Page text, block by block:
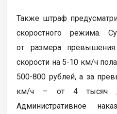
Также штраф
скоростного режима.
от размера
скорости на 5-10 км/ч
500-800 рублей, а за
км/ч – от 4 тысяч
Административное